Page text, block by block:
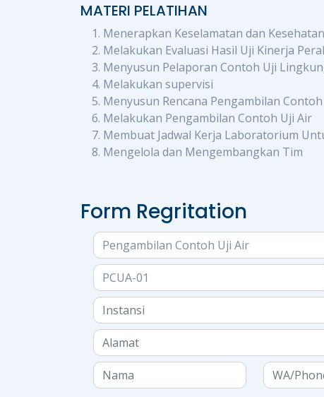
MATERI PELATIHAN
Menerapkan Keselamatan dan
Melakukan Evaluasi Hasil Uji Kinerja
Menyusun Pelaporan Contoh Uji
Melakukan supervisi
Menyusun Rencana Pengambilan
Melakukan Pengambilan Contoh Uji Air
Membuat Jadwal Kerja Laboratorium
Mengelola dan Mengembangkan Tim
Form Regritation